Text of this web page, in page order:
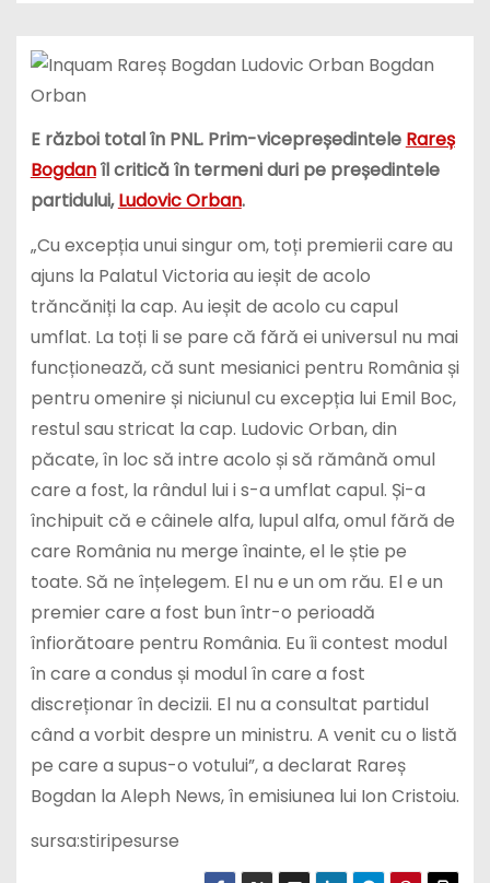
E război total în PNL. Prim-vicepreședintele
Bogdanîl critică în termeni duri pe președintele
partidului,Ludovic Orban.
„Cu excepția unui singur om, toți premierii care au
ajuns la Palatul Victoria au ieșit de acolo
trăncăniți la cap. Au ieșit de acolo cu capul
umflat. La toți li se pare că fără ei universul nu mai
funcționează, că sunt mesianici pentru România și
pentru omenire și niciunul cu excepția lui Emil Boc,
restul sau stricat la cap. Ludovic Orban, din
păcate, în loc să intre acolo și să rămână omul
care a fost, la rândul lui i s-a umflat capul. Și-a
închipuit că e câinele alfa, lupul alfa, omul fără de
care România nu merge înainte, el le știe pe
toate. Să ne înțelegem. El nu e un om rău. El e un
premier care a fost bun într-o perioadă
înfiorătoare pentru România. Eu îi contest modul
în care a condus și modul în care a fost
discreționar în decizii. El nu a consultat partidul
când a vorbit despre un ministru. A venit cu o listă
pe care a supus-o votului”, a declarat Rareș
Bogdan la Aleph News, în emisiunea lui Ion Cristoiu.
sursa:stiripesurse